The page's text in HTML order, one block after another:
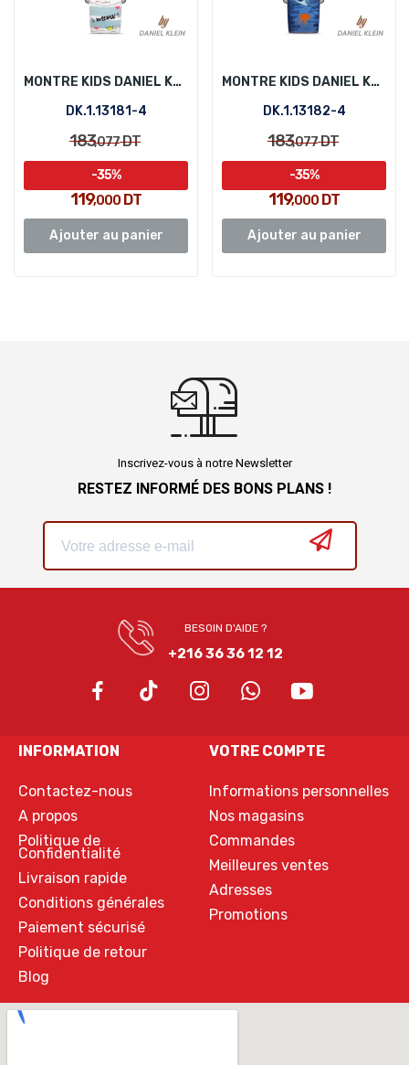
MONTRE KIDS DANIEL KLEIN DK.1.13181-4
DK.1.13181-4
183,077DT
119,000 DT
-35%
Ajouter au panier
MONTRE KIDS DANIEL KLEIN DK.1.13182-4
DK.1.13182-4
183,077DT
119,000 DT
-35%
Ajouter au panier
Inscrivez-vous à notre Newsletter
RESTEZ INFORMÉ DES BONS PLANS !
BESOIN D'AIDE ?
+216 36 36 12 12
INFORMATION
Contactez-nous
A propos
Politique de
Confidentialité
Livraison rapide
Conditions générales
Paiement sécurisé
Politique de retour
Blog
VOTRE COMPTE
Informations personnelles
Nos magasins
Commandes
Meilleures ventes
Adresses
Promotions